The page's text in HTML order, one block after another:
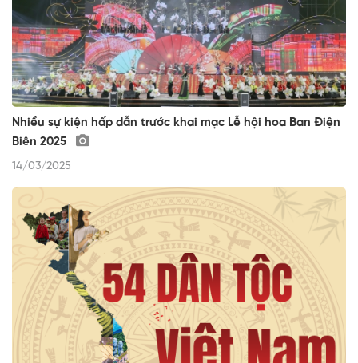
Nhiều sự kiện hấp dẫn trước khai mạc Lễ hội hoa Ban Điện
Biên 2025
14/03/2025